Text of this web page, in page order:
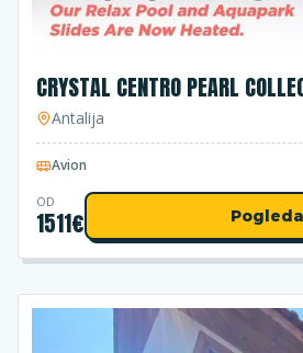
CRYSTAL CENTRO PEARL
Antalija
Avion
OD
1511€